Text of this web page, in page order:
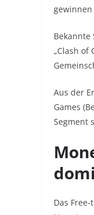
Bekannte
„Clash of
Aus der
Games
Segment
Das